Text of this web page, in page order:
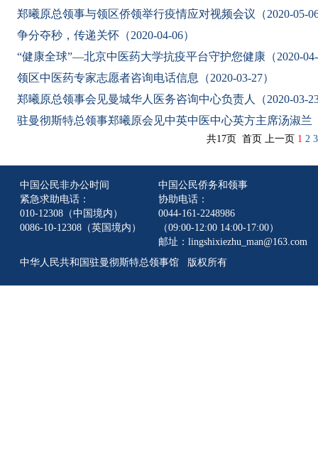
郑曦原总领事与领区侨领举行疫情应对视频会议（2020-05-
争分夺秒，传递关怀（2020-04-06）
“健康全球”—北京中医药大学抗疫平台守护您健康（2020-
领区中医药专家志愿者咨询电话信息（2020-03-27）
郑曦原总领事会见曼城华人医务咨询中心负责人（2020-03-
驻曼彻斯特总领事郑曦原会见中英中医中心英方主席汤淑兰
共17页 首页 上一页 1 2 3
中国公民非办公时间
紧急求助电话：
010-12308（中国境内）
0086-10-12308（英国境内）
中国公民侨务和领事
协助电话：
0044-161-2248986
（09:00-12:00 14:00-17:00）
邮址：lingshixiezhu_man@163.com
中华人民共和国驻曼彻斯特总领事馆 版权所有